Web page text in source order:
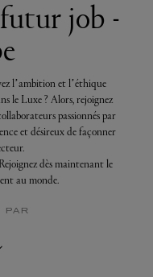
job -
l’ambition et l’éthique
le Luxe ? Alors, rejoignez
passionnés par
et désireux de façonner
dès maintenant le
au monde.
PAR